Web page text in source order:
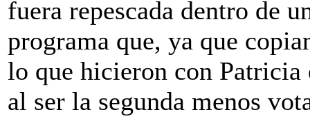
fuera repescada dentro de
programa que, ya que
lo que hicieron con Patricia
al ser la segunda menos